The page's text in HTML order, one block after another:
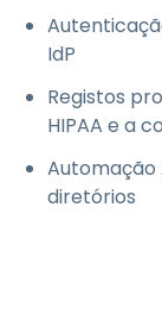
IdP
Registos
HIPAA e a
Automação
diretórios